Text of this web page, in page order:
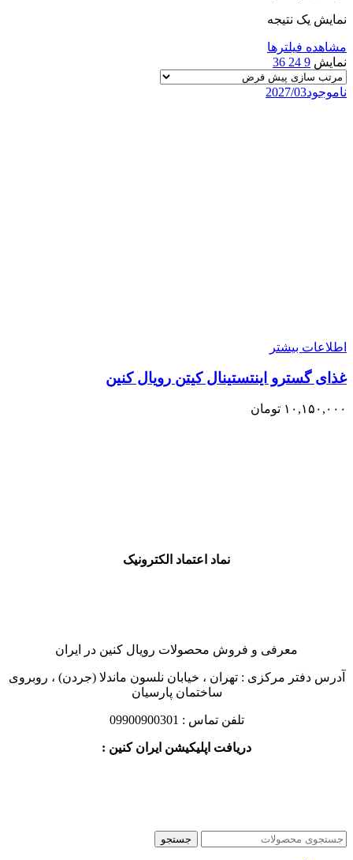
نمایش یک نتیجه
مشاهده فیلترها
نمایش 9
24
36
ناموجود2027/03
اطلاعات بیشتر
غذای گسترو اینتستینال کیتن رویال کنین
۱۰,۱۵۰,۰۰۰ تومان
نماد اعتماد الکترونیک
معرفی و فروش محصولات رویال کنین در ایران
آدرس دفتر مرکزی : تهران ، خیابان نلسون ماندلا (جردن) ، روبروی
ساختمان پارسیان
تلفن تماس : 09900900301
دریافت اپلیکیشن ایران کنین :
جستجو